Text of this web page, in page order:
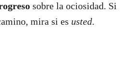
sobre la ociosidad. Si
mira si es usted.